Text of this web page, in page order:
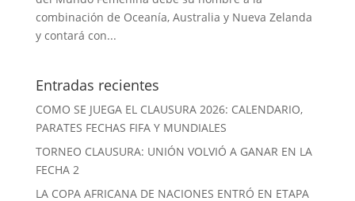
combinación de Oceanía, Australia y Nueva Zelanda
y contará con...
Entradas recientes
COMO SE JUEGA EL CLAUSURA 2026: CALENDARIO,
PARATES FECHAS FIFA Y MUNDIALES
TORNEO CLAUSURA: UNIÓN VOLVIÓ A GANAR EN LA
FECHA 2
LA COPA AFRICANA DE NACIONES ENTRÓ EN ETAPA